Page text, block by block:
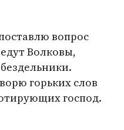
вопрос
Волковы,
горьких слов
господ.